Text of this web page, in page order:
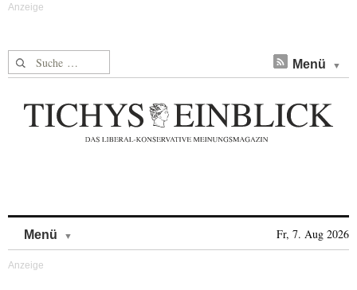
Suche nach: Menü
Menü Fr, 7. Aug 2026